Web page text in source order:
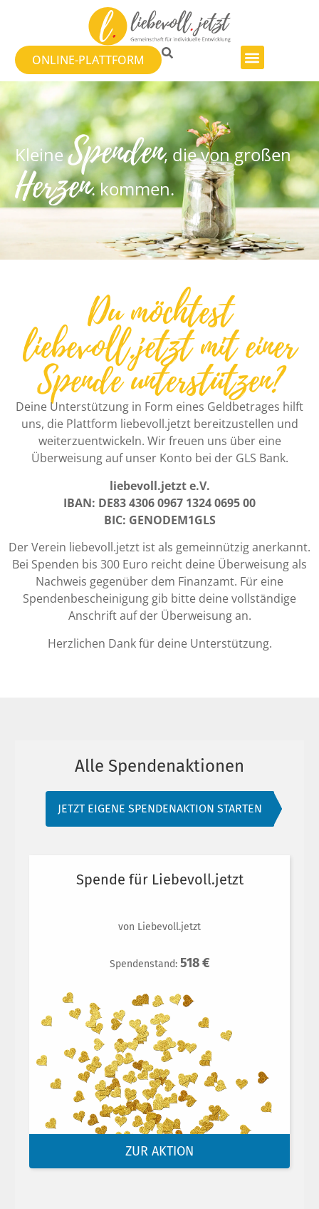
ONLINE-PLATTFORM
KleineSpenden, die von großen
Herzen. kommen.
Du möchtest
liebevoll.jetzt mit einer
Spende unterstützen?
Deine Unterstützung in Form eines Geldbetrages hilft
uns, die Plattform liebevoll.jetzt bereitzustellen und
weiterzuentwickeln. Wir freuen uns über eine
Überweisung auf unser Konto bei der GLS Bank.
liebevoll.jetzt e.V.
IBAN: DE83 4306 0967 1324 0695 00
BIC: GENODEM1GLS
Der Verein liebevoll.jetzt ist als gemeinnützig anerkannt.
Bei Spenden bis 300 Euro reicht deine Überweisung als
Nachweis gegenüber dem Finanzamt. Für eine
Spendenbescheinigung gib bitte deine vollständige
Anschrift auf der Überweisung an.
Herzlichen Dank für deine Unterstützung.